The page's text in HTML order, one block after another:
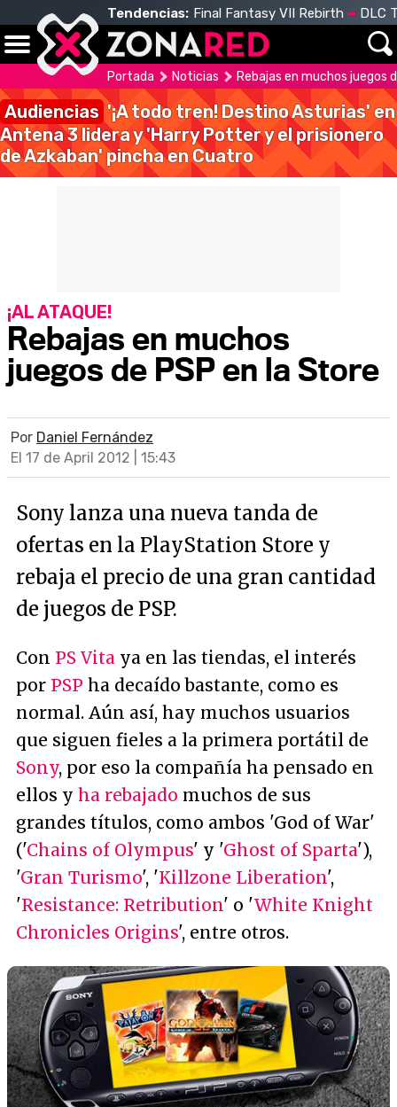
Tendencias: Final Fantasy VII Rebirth DLC
Portada Noticias Rebajas en muchos juegos
Audiencias '¡A todo tren! Destino Asturias' en
Antena 3 lidera y 'Harry Potter y el prisionero
de Azkaban' pincha en Cuatro
Rebajas en muchos
juegos de PSP en la Store
¡AL ATAQUE!
Por Daniel Fernández
El 17 de April 2012 | 15:43
Sony lanza una nueva tanda de
ofertas en la PlayStation Store y
rebaja el precio de una gran cantidad
de juegos de PSP.
Con PS Vita ya en las tiendas, el interés
por PSP ha decaído bastante, como es
normal. Aún así, hay muchos usuarios
que siguen fieles a la primera portátil de
Sony, por eso la compañía ha pensado en
ellos y ha rebajado muchos de sus
grandes títulos, como ambos 'God of War'
('Chains of Olympus' y 'Ghost of Sparta'),
'Gran Turismo', 'Killzone Liberation',
'Resistance: Retribution' o 'White Knight
Chronicles Origins', entre otros.